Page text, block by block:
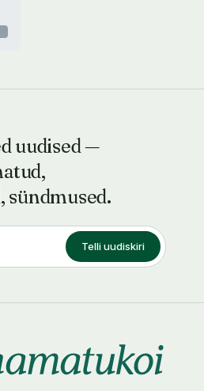
uudised —
sündmused.
Telli uudiskiri